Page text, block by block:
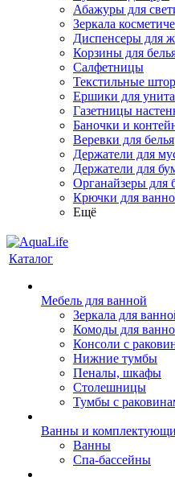
Абажуры для
Зеркала
Диспенсеры для
Корзины для
Салфетницы
Текстильные
Ершики для
Газетницы
Баночки и
Веревки для белья
Держатели для
Держатели для
Органайзеры для
Крючки для
Ещё
Каталог
Мебель для ванной
Зеркала для
Комоды для
Консоли с
Нижние тумбы
Пеналы, шкафы
Столешницы
Тумбы с
Ванны и
Ванны
Спа-бассейны